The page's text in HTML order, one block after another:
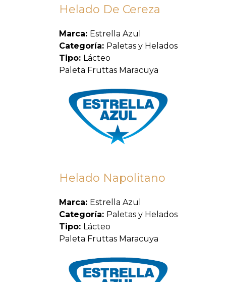
Helado De Cereza
Marca: Estrella Azul
Categoría: Paletas y Helados
Tipo: Lácteo
Paleta Fruttas Maracuya
Helado Napolitano
Marca: Estrella Azul
Categoría: Paletas y Helados
Tipo: Lácteo
Paleta Fruttas Maracuya